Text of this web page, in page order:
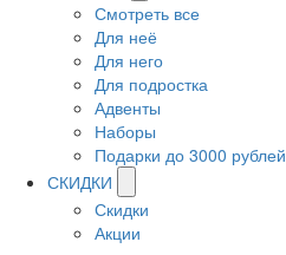
Смотреть все
Для неё
Для него
Для подростка
Адвенты
Наборы
Подарки до 3000 рублей
СКИДКИ
Скидки
Акции